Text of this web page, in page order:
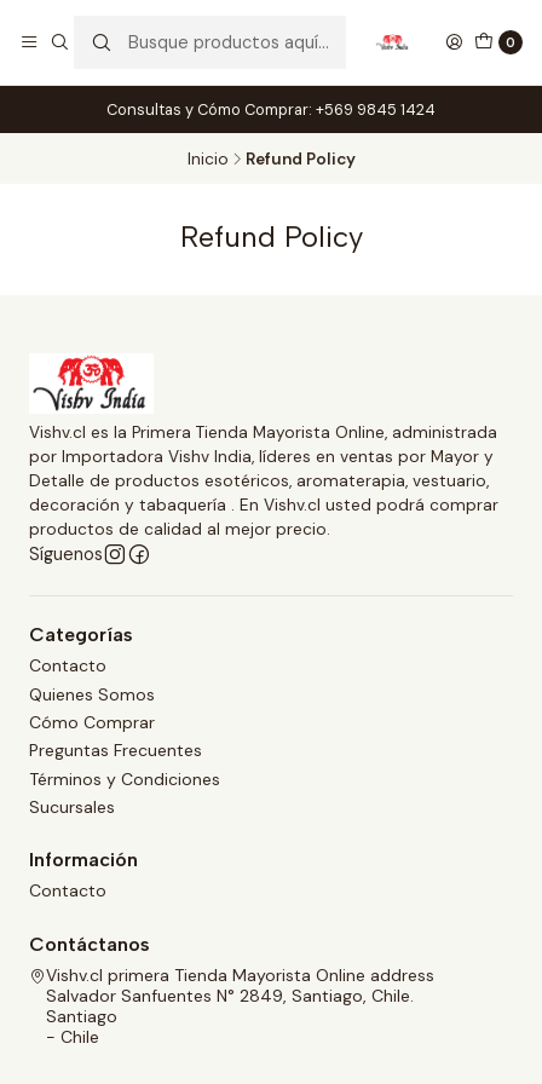
0
Consultas y Cómo Comprar: +569 9845 1424
Inicio Refund Policy
Refund Policy
Vishv.cl es la Primera Tienda Mayorista Online, administrada
por Importadora Vishv India, líderes en ventas por Mayor y
Detalle de productos esotéricos, aromaterapia, vestuario,
decoración y tabaquería . En Vishv.cl usted podrá comprar
productos de calidad al mejor precio.
Síguenos
Categorías
Contacto
Quienes Somos
Cómo Comprar
Preguntas Frecuentes
Términos y Condiciones
Sucursales
Información
Contacto
Contáctanos
Vishv.cl primera Tienda Mayorista Online address
Salvador Sanfuentes N° 2849, Santiago, Chile.
Santiago
- Chile